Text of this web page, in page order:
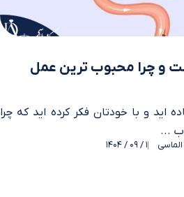
و چرا محبوب ترین عمل
اید و با خودتان فکر کرده اید که چرا
...
1 / 09 / 1404